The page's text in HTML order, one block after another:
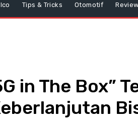
Tips & Tricks Otomotif Review
in The Box”